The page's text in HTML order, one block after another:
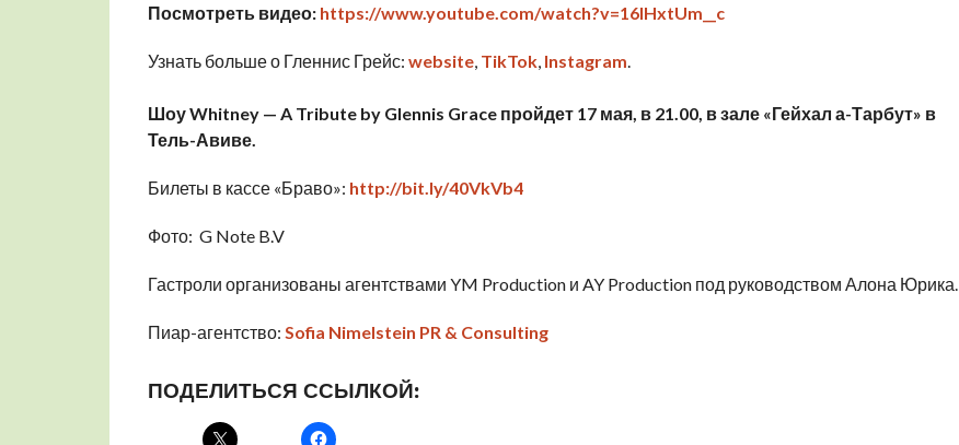
Посмотреть видео: https://www.youtube.com/watch?v=16lHxtUm__c
Узнать больше о Гленнис Грейс: website, TikTok, Instagram.
Шоу Whitney— ATributebyGlennis Graceпройдет 17 мая, в 21.00, в зале «Гейхал а-Тарбут» в
Тель-Авиве.
Билеты в кассе «Браво»: http://bit.ly/40VkVb4
Фото: G Note B.V
Гастроли организованы агентствами YM Production и AY Production под руководством Алона Юрика.
Пиар-агентство: Sofia Nimelstein PR & Consulting
ПОДЕЛИТЬСЯ ССЫЛКОЙ: